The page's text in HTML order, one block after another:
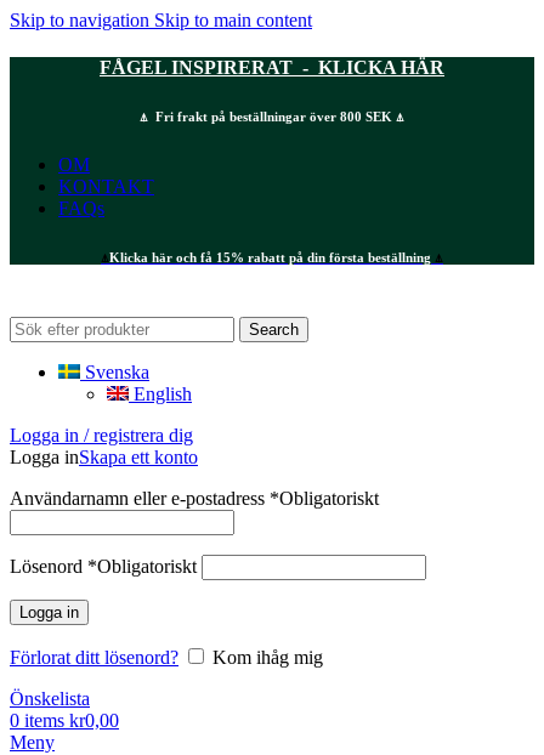
Skip to navigation Skip to main content
FÅGEL INSPIRERAT - KLICKA HÄR
⍋ Fri frakt på beställningar över 800 SEK ⍋
OM
KONTAKT
FAQs
⍋Klicka här och få 15% rabatt på din första beställning ⍋
Search
Svenska
English
Logga in / registrera dig
Logga inSkapa ett konto
Användarnamn eller e-postadress *Obligatoriskt
Lösenord *Obligatoriskt
Logga in
Förlorat ditt lösenord?
Kom ihåg mig
Önskelista
0 items kr0,00
Meny